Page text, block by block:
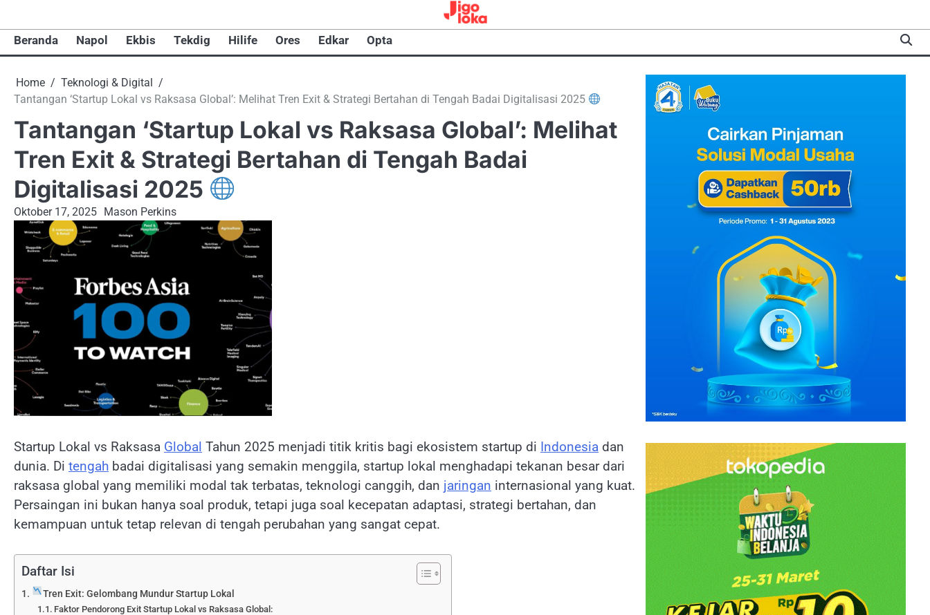
content
Beranda Napol Ekbis Tekdig Hilife Ores Edkar Opta
Home
Teknologi & Digital
Tantangan ‘Startup Lokal vs Raksasa Global’: Melihat Tren Exit & Strategi Bertahan di Tengah Badai Digitalisasi 2025
Tantangan ‘Startup Lokal vs Raksasa Global’: Melihat
Tren Exit & Strategi Bertahan di Tengah Badai
Digitalisasi 2025
Oktober 17, 2025 Mason Perkins
Startup Lokal vs Raksasa Global Tahun 2025 menjadi titik kritis bagi ekosistem startup di Indonesia dan
dunia. Di tengah badai digitalisasi yang semakin menggila, startup lokal menghadapi tekanan besar dari
raksasa global yang memiliki modal tak terbatas, teknologi canggih, dan jaringan internasional yang kuat.
Persaingan ini bukan hanya soal produk, tetapi juga soal kecepatan adaptasi, strategi bertahan, dan
kemampuan untuk tetap relevan di tengah perubahan yang sangat cepat.
Daftar Isi
Tren Exit: Gelombang Mundur Startup Lokal
Faktor Pendorong Exit Startup Lokal vs Raksasa Global: